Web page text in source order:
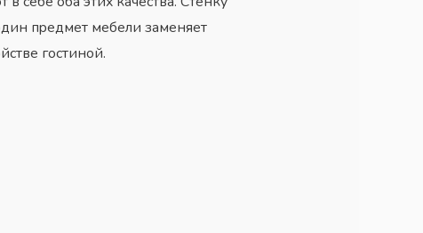
пpeдмeт мeбeли зaмeняeт
гocтинoй.